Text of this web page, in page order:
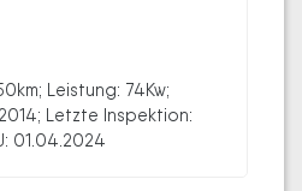
Leistung: 74Kw;
Letzte Inspektion:
01.04.2024